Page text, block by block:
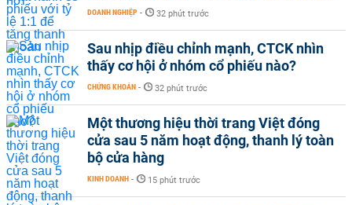
DOANH NGHIỆP - 32 phút trước
Sau nhịp điều chỉnh mạnh, CTCK nhìn
thấy cơ hội ở nhóm cổ phiếu nào?
CHỨNG KHOÁN - 32 phút trước
Một thương hiệu thời trang Việt đóng
cửa sau 5 năm hoạt động, thanh lý toàn
bộ cửa hàng
KINH DOANH - 15 phút trước